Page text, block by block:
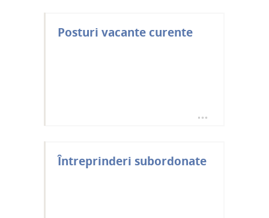
Posturi vacante curente
Întreprinderi subordonate